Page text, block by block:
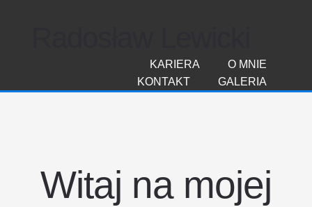
O MNIE
KARIERA
GALERIA
KONTAKT
Witaj na mojej